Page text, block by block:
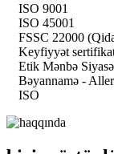
ISO 9001
ISO 45001
FSSC 22000
Keyfiyyət
Etik Mənbə
Bəyannamə -
ISO